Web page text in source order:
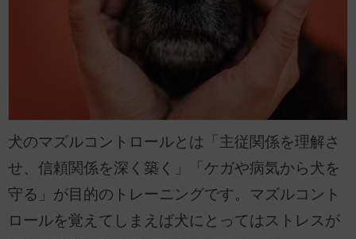
犬のマズルコントロールとは「主従関係を理解さ
せ、信頼関係を深く築く」「ケガや病気から犬を
守る」が目的のトレーニングです。マズルコント
ロールを覚えてしまえば犬にとってはストレスが